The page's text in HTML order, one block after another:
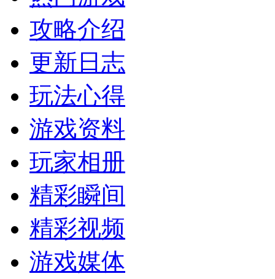
攻略介绍
更新日志
玩法心得
游戏资料
玩家相册
精彩瞬间
精彩视频
游戏媒体